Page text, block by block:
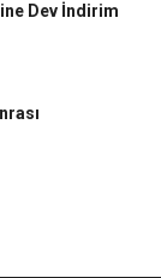
Dev İndirim